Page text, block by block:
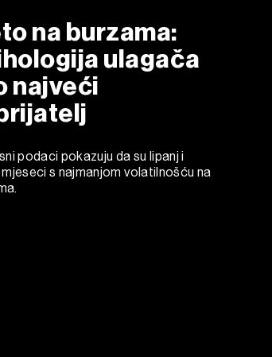
na burzama:
ulagača
najveći
podaci pokazuju da su lipanj i
s najmanjom volatilnošću na